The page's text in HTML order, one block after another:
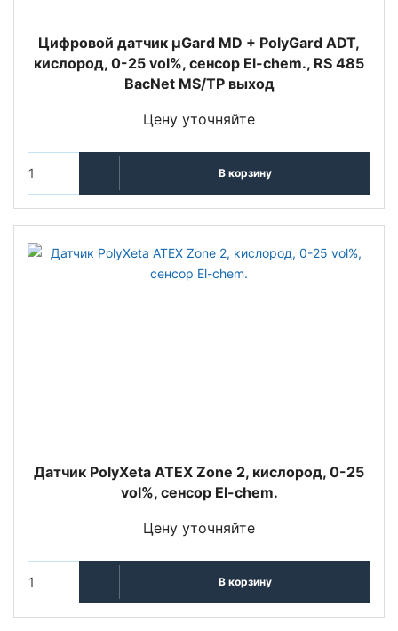
Цифровой датчик µGard MD + PolyGard ADT,
кислород, 0-25 vol%, сенсор El-chem., RS 485
BacNet MS/TP выход
Цену уточняйте
В корзину
Датчик PolyXeta ATEX Zone 2, кислород, 0-25
vol%, сенсор El-chem.
Цену уточняйте
В корзину